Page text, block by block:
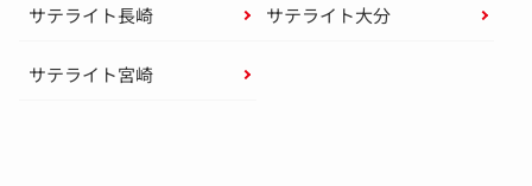
サテライト長崎 サテライト大分
サテライト宮崎